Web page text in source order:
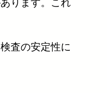
ります。これ
査の安定性に